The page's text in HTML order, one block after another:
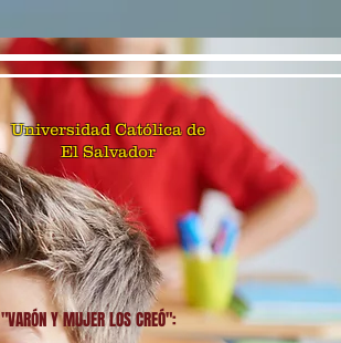
"VARÓN Y MUJER LOS CREÓ":
Universidad Católica de
El Salvador